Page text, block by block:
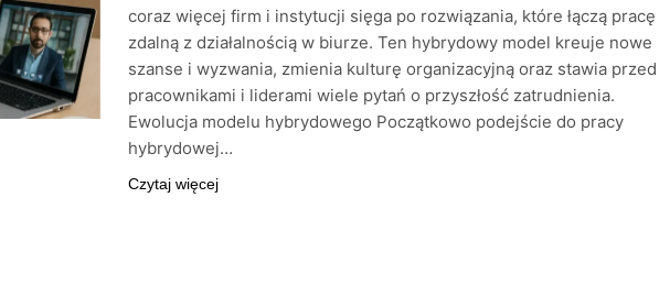
coraz więcej firm i instytucji sięga po rozwiązania, które łączą pracę
zdalną z działalnością w biurze. Ten hybrydowy model kreuje nowe
szanse i wyzwania, zmienia kulturę organizacyjną oraz stawia przed
pracownikami i liderami wiele pytań o przyszłość zatrudnienia.
Ewolucja modelu hybrydowego Początkowo podejście do pracy
hybrydowej…
Czytaj więcej